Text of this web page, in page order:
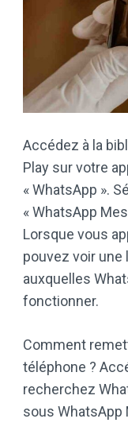
Accédez à la
Play sur votre
« WhatsApp ».
« WhatsApp
Lorsque vous
pouvez voir
auxquelles
fonctionner.
Comment
téléphone ?
recherchez
sous WhatsApp